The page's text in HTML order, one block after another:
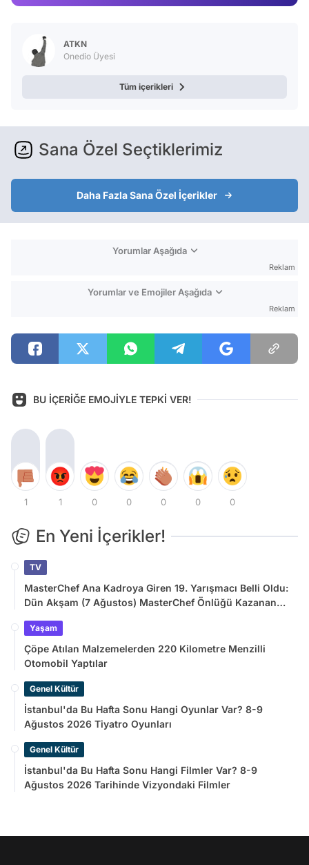
ATKN
Onedio Üyesi
Tüm içerikleri
Sana Özel Seçtiklerimiz
Daha Fazla Sana Özel İçerikler
Yorumlar Aşağıda
Reklam
Yorumlar ve Emojiler Aşağıda
Reklam
BU İÇERİĞE EMOJİYLE TEPKİ VER!
1 1 0 0 0 0 0
En Yeni İçerikler!
TV
MasterChef Ana Kadroya Giren 19. Yarışmacı Belli Oldu:
Dün Akşam (7 Ağustos) MasterChef Önlüğü Kazanan
Yaşam
Çöpe Atılan Malzemelerden 220 Kilometre Menzilli
Otomobil Yaptılar
Genel Kültür
İstanbul'da Bu Hafta Sonu Hangi Oyunlar Var? 8-9
Ağustos 2026 Tiyatro Oyunları
Genel Kültür
İstanbul'da Bu Hafta Sonu Hangi Filmler Var? 8-9
Ağustos 2026 Tarihinde Vizyondaki Filmler